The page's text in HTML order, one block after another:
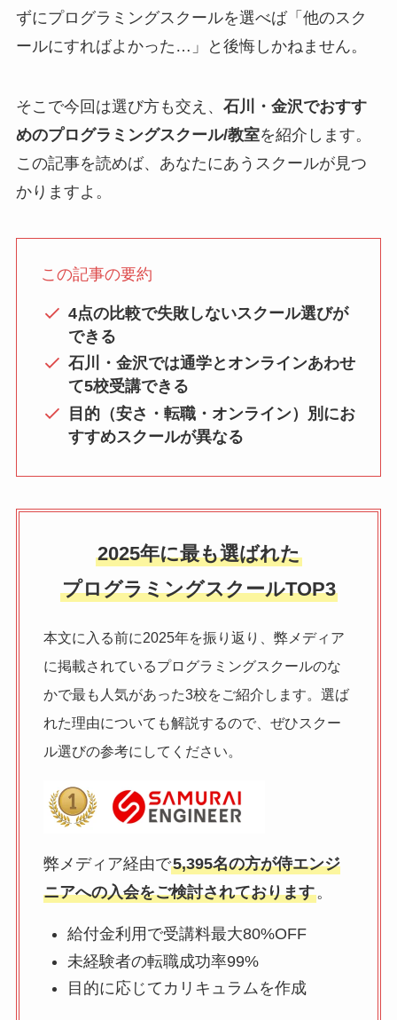
ずにプログラミングスクールを選べば「他のスク
ールにすればよかった…」と後悔しかねません。
そこで今回は選び方も交え、 石川・金沢でおすす
めのプログラミングスクール/教室を紹介します。
この記事を読めば、あなたにあうスクールが見つ
かりますよ。
この記事の要約
4点の比較で失敗しないスクール選びが
できる
石川・金沢では通学とオンラインあわせ
て5校受講できる
目的（安さ・転職・オンライン）別にお
すすめスクールが異なる
2025年に最も選ばれた
プログラミングスクールTOP3
本文に入る前に2025年を振り返り、弊メディア
に掲載されているプログラミングスクールのな
かで最も人気があった3校をご紹介します。選ば
れた理由についても解説するので、ぜひスクー
ル選びの参考にしてください。
弊メディア経由で5,395名の方が侍エンジ
ニアへの入会をご検討されております。
給付金利用で受講料最大80%OFF
未経験者の転職成功率99%
目的に応じてカリキュラムを作成